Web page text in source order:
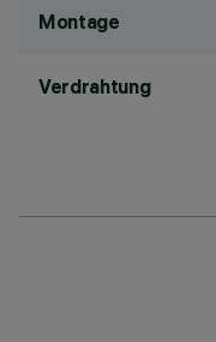
Montage
Verdrahtung